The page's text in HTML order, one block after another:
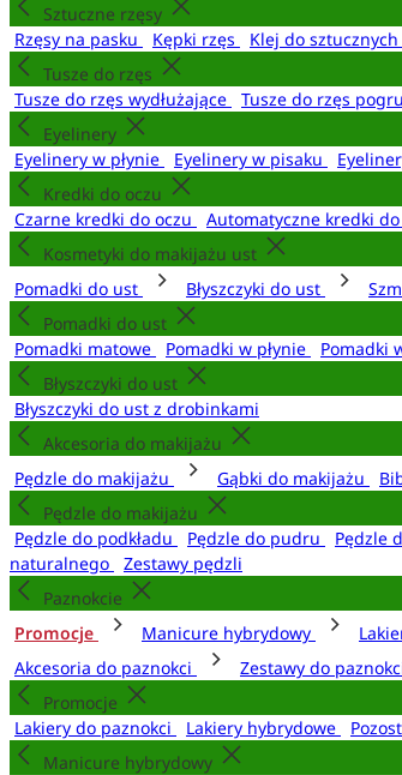
Sztuczne rzęsy
Rzęsy na pasku
Kępki rzęs
Klej do sztucznych
Tusze do rzęs
Tusze do rzęs wydłużające
Tusze do rzęs
Eyelinery
Eyelinery w płynie
Eyelinery w pisaku
Kredki do oczu
Czarne kredki do oczu
Automatyczne kredki
Kosmetyki do makijażu ust
Pomadki do ust
Błyszczyki do ust
Pomadki do ust
Pomadki matowe
Pomadki w płynie Pomadki
Błyszczyki do ust
Błyszczyki do ust z drobinkami
Akcesoria do makijażu
Pędzle do makijażu
Gąbki do makijażu
Pędzle do makijażu
Pędzle do podkładu
Pędzle do pudru Pędzle
naturalnego
Zestawy pędzli
Paznokcie
Promocje
Manicure hybrydowy
Akcesoria do paznokci
Zestawy do
Promocje
Lakiery do paznokci
Lakiery hybrydowe
Manicure hybrydowy